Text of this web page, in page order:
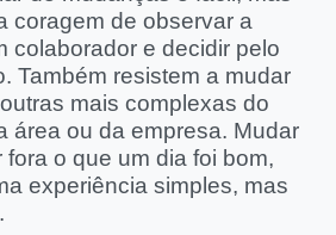
coragem de observar a
colaborador e decidir pelo
Também resistem a mudar
mais complexas do
área ou da empresa. Mudar
o que um dia foi bom,
experiência simples, mas